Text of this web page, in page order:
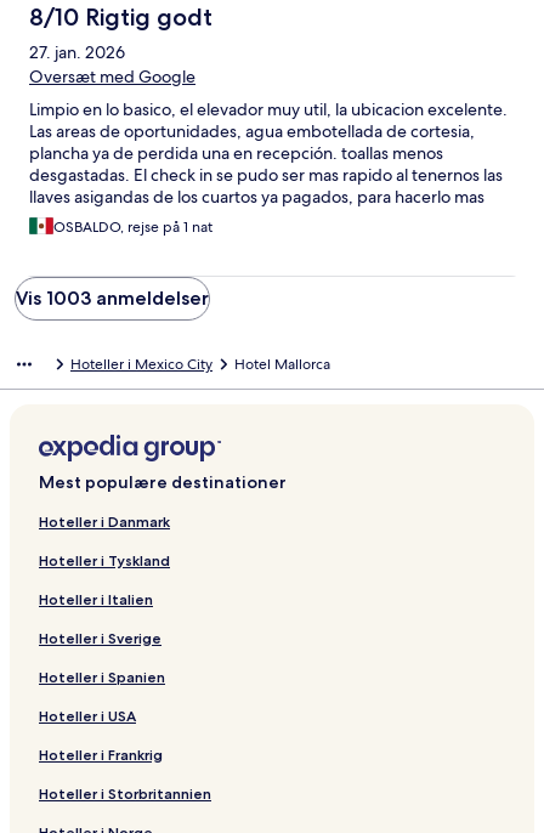
8/10 Rigtig godt
27. jan. 2026
Oversæt med Google
Limpio en lo basico, el elevador muy util, la ubicacion excelente.
Las areas de oportunidades, agua embotellada de cortesia,
plancha ya de perdida una en recepción. toallas menos
desgastadas. El check in se pudo ser mas rapido al tenernos las
llaves asigandas de los cuartos ya pagados, para hacerlo mas
rapido.OSBALDO, rejse på 1 nat
Vis 1003 anmeldelser
Hoteller i Mexico City Hotel Mallorca
Mest populære destinationer
Hoteller i Danmark
Hoteller i Tyskland
Hoteller i Italien
Hoteller i Sverige
Hoteller i Spanien
Hoteller i USA
Hoteller i Frankrig
Hoteller i Storbritannien